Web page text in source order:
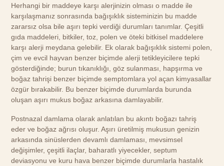
Herhangi bir maddeye karşı alerjinizin olması o madde ile
karşılaşmanız sonrasında bağışıklık sisteminizin bu madde
zararsız olsa bile aşırı tepki verdiği durumları tanımlar. Çeşitli
gıda maddeleri, bitkiler, toz, polen ve öteki bitkisel maddelere
karşı alerji meydana gelebilir. Ek olarak bağışıklık sistemi polen,
çim ve evcil hayvan benzer biçimde alerji tetikleyicilere tepki
gösterdiğinde; burun tıkanıklığı, göz sulanması, hapşırma ve
boğaz tahrişi benzer biçimde semptomlara yol açan kimyasallar
özgür bırakabilir. Bu benzer biçimde durumlarda burunda
oluşan aşırı mukus boğaz arkasına damlayabilir.
Postnazal damlama olarak anlatılan bu akıntı boğazı tahriş
eder ve boğaz ağrısı oluşur. Aşırı üretilmiş mukusun genizin
arkasında sinüslerden devamlı damlaması, mevsimsel
değişimler, çeşitli ilaçlar, baharatlı yiyecekler, septum
deviasyonu ve kuru hava benzer biçimde durumlarla hastalık